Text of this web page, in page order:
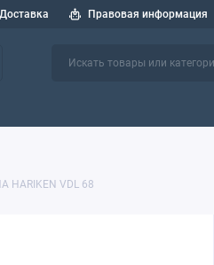
Доставка Правовая информация
HARIKEN VDL 68